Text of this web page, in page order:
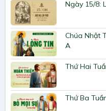
Ngày 15/8:
Chúa Nhật
A
Thứ Hai
Thứ Ba